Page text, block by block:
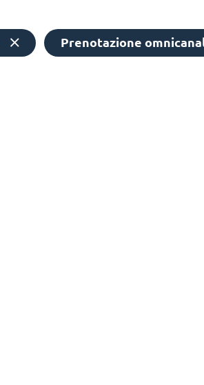
Prenotazione